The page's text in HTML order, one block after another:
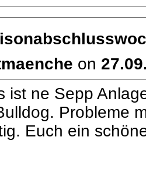
on
ist ne Sepp
Probleme
Euch ein